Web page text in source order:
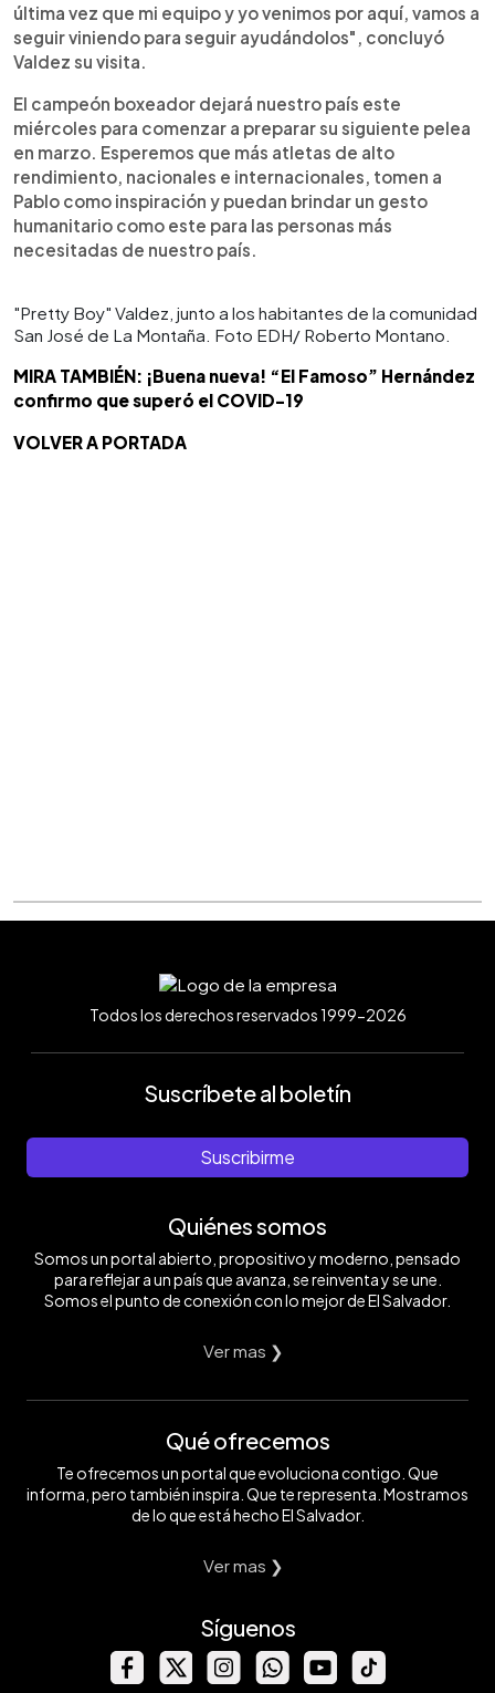
última vez que mi equipo y yo venimos por aquí, vamos a
seguir viniendo para seguir ayudándolos", concluyó
Valdez su visita.
El campeón boxeador dejará nuestro país este
miércoles para comenzar a preparar su siguiente pelea
en marzo. Esperemos que más atletas de alto
rendimiento, nacionales e internacionales, tomen a
Pablo como inspiración y puedan brindar un gesto
humanitario como este para las personas más
necesitadas de nuestro país.
"Pretty Boy" Valdez, junto a los habitantes de la comunidad
San José de La Montaña. Foto EDH/ Roberto Montano.
MIRA TAMBIÉN: ¡Buena nueva! “El Famoso” Hernández
confirmo que superó el COVID-19
VOLVER A PORTADA
Todos los derechos reservados 1999-2026
Suscríbete al boletín
Suscribirme
Quiénes somos
Somos un portal abierto, propositivo y moderno, pensado
para reflejar a un país que avanza, se reinventa y se une.
Somos el punto de conexión con lo mejor de El Salvador.
Ver mas ❯
Qué ofrecemos
Te ofrecemos un portal que evoluciona contigo. Que
informa, pero también inspira. Que te representa. Mostramos
de lo que está hecho El Salvador.
Ver mas ❯
Síguenos